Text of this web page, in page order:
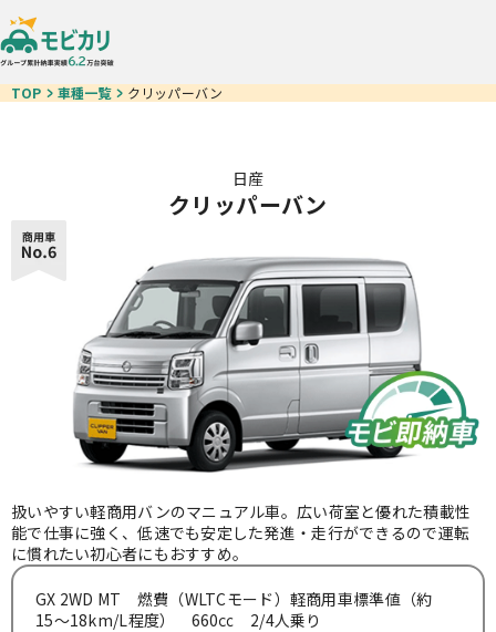
車種一覧
モビ即納車
お得なクルマ一覧
中古車リース
カーリースが初めての方
ご契約の流れ
お知らせ
TOP 車種一覧 クリッパーバン
日産
クリッパーバン
扱いやすい軽商用バンのマニュアル車。広い荷室と優れた積載性
能で仕事に強く、低速でも安定した発進・走行ができるので運転
に慣れたい初心者にもおすすめ。
GX 2WD MT 燃費（WLTCモード）軽商用車標準値（約
15〜18km/L程度） 660㏄ 2/4人乗り